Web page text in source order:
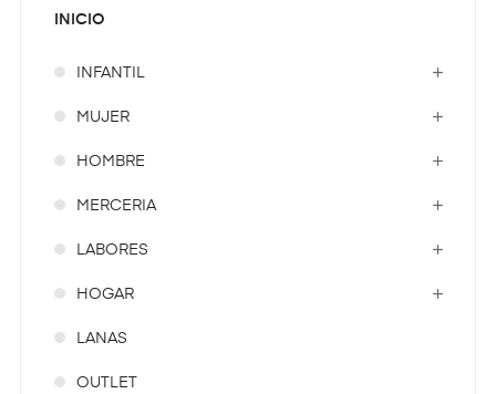
INICIO
INFANTIL
MUJER
HOMBRE
MERCERIA
LABORES
HOGAR
LANAS
OUTLET